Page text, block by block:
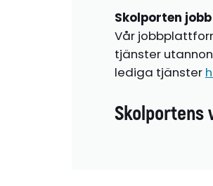
Skolporten jobb
Vår
tjänster
lediga tjänster
Skolportens